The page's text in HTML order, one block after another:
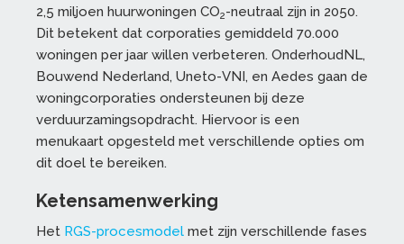
2,5 miljoen huurwoningen CO2-neutraal zijn in 2050.
Dit betekent dat corporaties gemiddeld 70.000
woningen per jaar willen verbeteren. OnderhoudNL,
Bouwend Nederland, Uneto-VNI, en Aedes gaan de
woningcorporaties ondersteunen bij deze
verduurzamingsopdracht. Hiervoor is een
menukaart opgesteld met verschillende opties om
dit doel te bereiken.
Ketensamenwerking
Het RGS-procesmodel met zijn verschillende fases